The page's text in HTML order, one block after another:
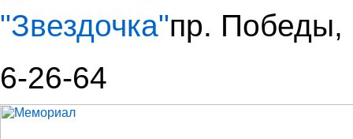
"Звездочка"пр. Победы,
6-26-64